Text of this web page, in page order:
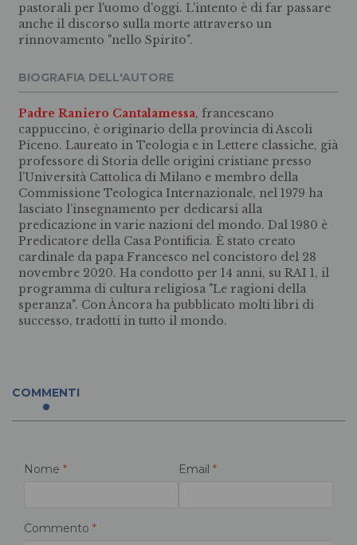
pastorali per l'uomo d'oggi. L'intento è di far passare
anche il discorso sulla morte attraverso un
rinnovamento "nello Spirito".
BIOGRAFIA DELL'AUTORE
Padre Raniero Cantalamessa, francescano
cappuccino, è originario della provincia di Ascoli
Piceno. Laureato in Teologia e in Lettere classiche, già
professore di Storia delle origini cristiane presso
l’Università Cattolica di Milano e membro della
Commissione Teologica Internazionale, nel 1979 ha
lasciato l’insegnamento per dedicarsi alla
predicazione in varie nazioni del mondo. Dal 1980 è
Predicatore della Casa Pontificia. È stato creato
cardinale da papa Francesco nel concistoro del 28
novembre 2020. Ha condotto per 14 anni, su RAI 1, il
programma di cultura religiosa "Le ragioni della
speranza". Con Àncora ha pubblicato molti libri di
successo, tradotti in tutto il mondo.
COMMENTI
Nome * Email *
Commento *